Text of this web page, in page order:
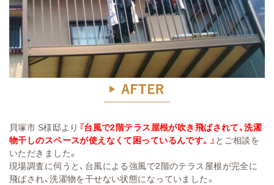
貝塚市 S様邸より 『台風で2階テラス屋根が吹き飛ばされて、洗濯
物干しのスペースが使えなくて困っているんです。』 とご相談を
いただきました。
現場調査に伺うと、台風による強風で2階のテラス屋根が完全に
飛ばされ、洗濯物を干せない状態になっていました。